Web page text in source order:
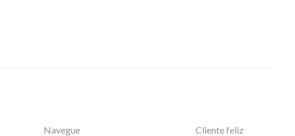
Navegue Cliente feliz